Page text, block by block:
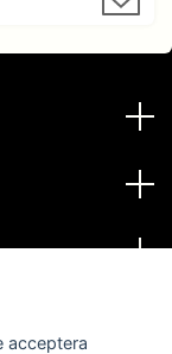
acceptera